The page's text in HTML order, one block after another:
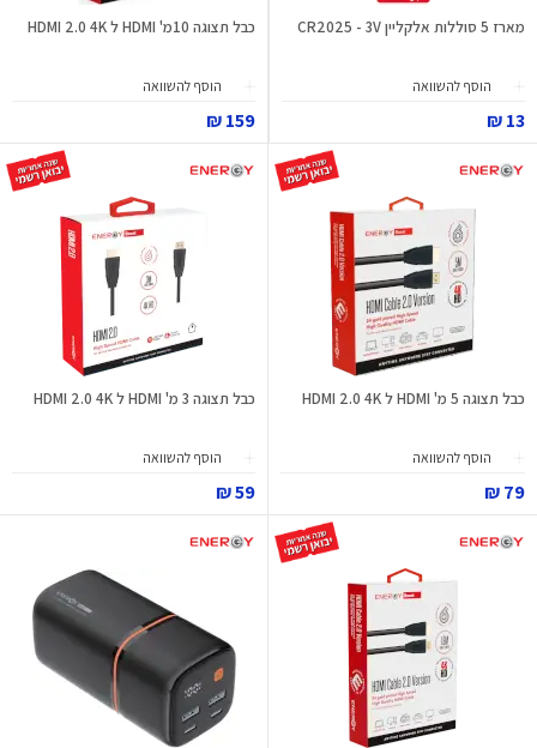
מארז 5 סוללות אלקליין CR2025 - 3V
הוסף להשוואה
13 ₪
כבל תצוגה 10מ' HDMI ל HDMI 2.0 4K
הוסף להשוואה
159 ₪
כבל תצוגה 5 מ' HDMI ל HDMI 2.0 4K
הוסף להשוואה
79 ₪
כבל תצוגה 3 מ' HDMI ל HDMI 2.0 4K
הוסף להשוואה
59 ₪